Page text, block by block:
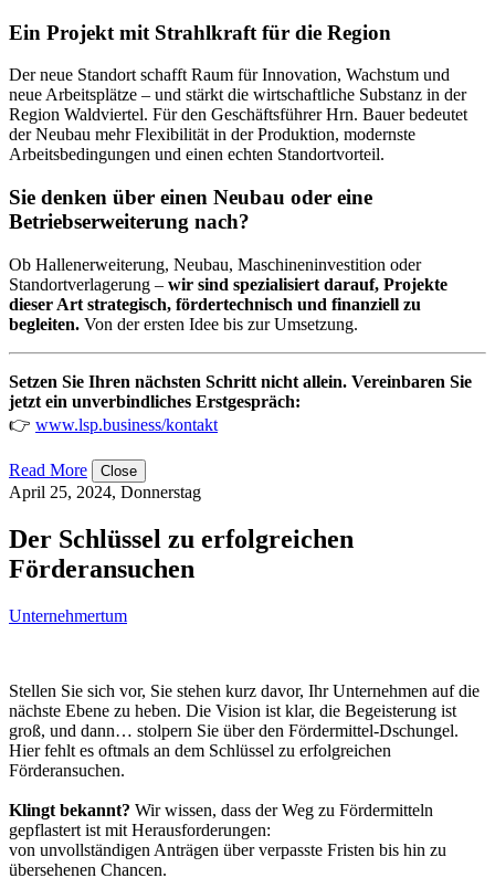
Ein Projekt mit Strahlkraft für die Region
Der neue Standort schafft Raum für Innovation, Wachstum und
neue Arbeitsplätze – und stärkt die wirtschaftliche Substanz in der
Region Waldviertel. Für den Geschäftsführer Hrn. Bauer bedeutet
der Neubau mehr Flexibilität in der Produktion, modernste
Arbeitsbedingungen und einen echten Standortvorteil.
Sie denken über einen Neubau oder eine
Betriebserweiterung nach?
Ob Hallenerweiterung, Neubau, Maschineninvestition oder
Standortverlagerung – wir sind spezialisiert darauf, Projekte
dieser Art strategisch, fördertechnisch und finanziell zu
begleiten. Von der ersten Idee bis zur Umsetzung.
Setzen Sie Ihren nächsten Schritt nicht allein. Vereinbaren Sie
jetzt ein unverbindliches Erstgespräch:
👉 www.lsp.business/kontakt
Read More Close
April 25, 2024, Donnerstag
Der Schlüssel zu erfolgreichen
Förderansuchen
Unternehmertum
Stellen Sie sich vor, Sie stehen kurz davor, Ihr Unternehmen auf die
nächste Ebene zu heben. Die Vision ist klar, die Begeisterung ist
groß, und dann… stolpern Sie über den Fördermittel-Dschungel.
Hier fehlt es oftmals an dem Schlüssel zu erfolgreichen
Förderansuchen.
Klingt bekannt? Wir wissen, dass der Weg zu Fördermitteln
gepflastert ist mit Herausforderungen:
von unvollständigen Anträgen über verpasste Fristen bis hin zu
übersehenen Chancen.